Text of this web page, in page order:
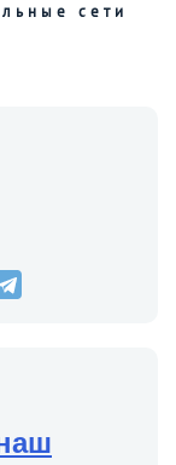
сети